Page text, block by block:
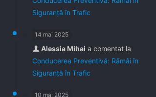
Siguranță în Trafic
14 mai 2025
Alessia Mihai a comentat la
Conducerea Preventivă: Rămâi în
Siguranță în Trafic
10 mai 2025